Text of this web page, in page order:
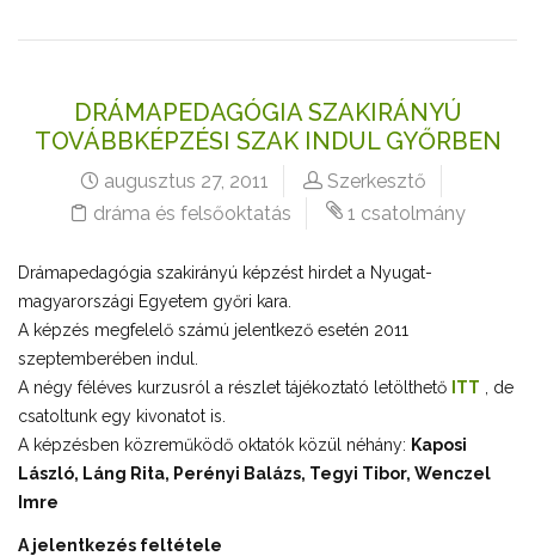
DRÁMAPEDAGÓGIA SZAKIRÁNYÚ
TOVÁBBKÉPZÉSI SZAK INDUL GYŐRBEN
augusztus 27, 2011
Szerkesztő
dráma és felsőoktatás
1 csatolmány
Drámapedagógia szakirányú képzést hirdet a Nyugat-
magyarországi Egyetem győri kara.
A képzés megfelelő számú jelentkező esetén 2011
szeptemberében indul.
A négy féléves kurzusról a részlet tájékoztató letölthető ITT , de
csatoltunk egy kivonatot is.
A képzésben közreműködő oktatók közül néhány: Kaposi
László, Láng Rita, Perényi Balázs, Tegyi Tibor, Wenczel
Imre
A jelentkezés feltétele